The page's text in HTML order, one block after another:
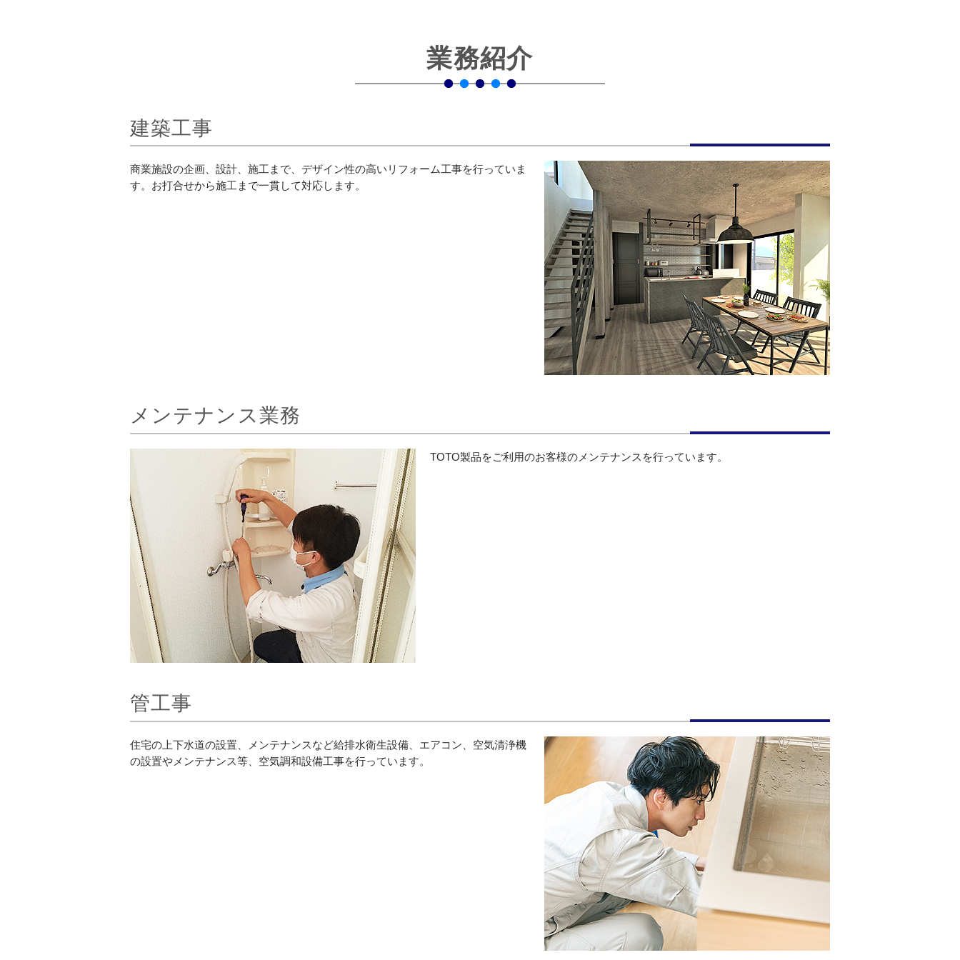
業務紹介
建築工事
商業施設の企画、設計、施工まで、デザイン性の高いリフォーム工事を行っていま
す。お打合せから施工まで一貫して対応します。
メンテナンス業務
TOTO製品をご利用のお客様のメンテナンスを行っています。
管工事
住宅の上下水道の設置、メンテナンスなど給排水衛生設備、エアコン、空気清浄機
の設置やメンテナンス等、空気調和設備工事を行っています。